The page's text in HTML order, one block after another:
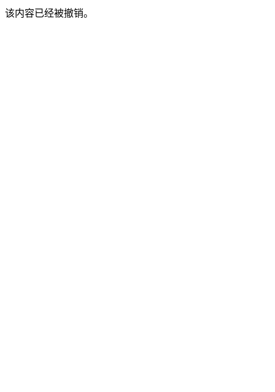
该内容已经被撤销。